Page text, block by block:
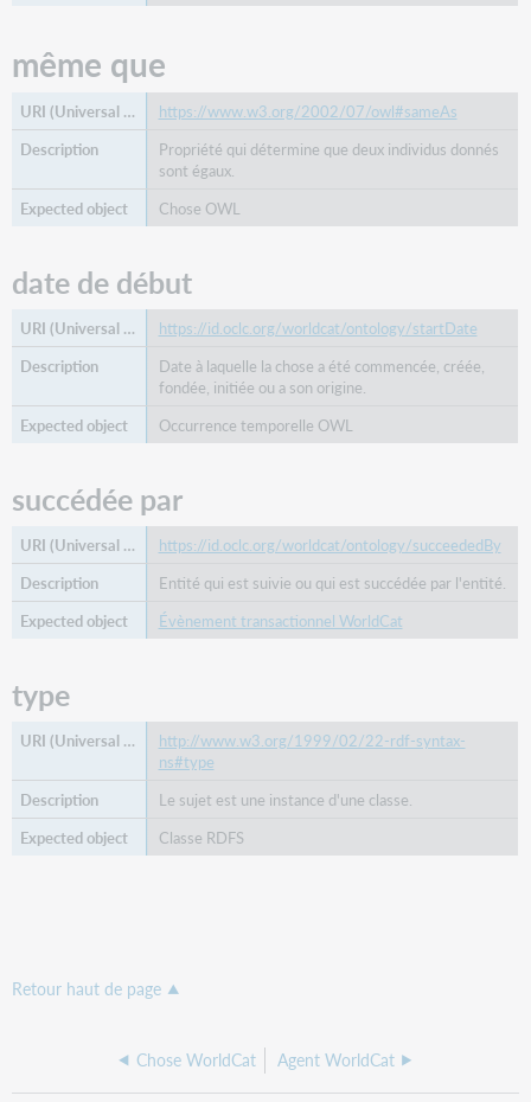
même que
https://www.w3.org/2002/07/owl#sameAs
Propriété qui détermine que deux individus donnés
sont égaux.
Chose OWL
date de début
https://id.oclc.org/worldcat/ontology/startDate
Date à laquelle la chose a été commencée, créée,
fondée, initiée ou a son origine.
Occurrence temporelle OWL
succédée par
https://id.oclc.org/worldcat/ontology/succeededBy
Entité qui est suivie ou qui est succédée par l'entité.
Évènement transactionnel WorldCat
type
http://www.w3.org/1999/02/22-rdf-syntax-
ns#type
Le sujet est une instance d'une classe.
Classe RDFS
Retour haut de page
Chose WorldCat Agent WorldCat